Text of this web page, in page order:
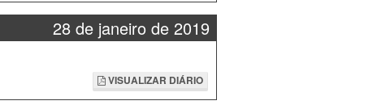
28 de janeiro de 2019
VISUALIZAR DIÁRIO